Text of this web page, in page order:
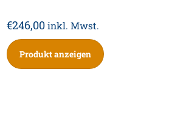
€246,00 inkl. Mwst.
Produkt anzeigen